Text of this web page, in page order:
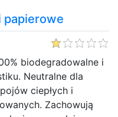
papierowe
biodegradowalne i
Neutralne dla
ciepłych i
Zachowują